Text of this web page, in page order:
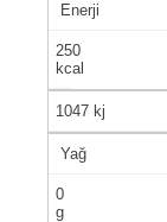
Enerji
250
kcal
1047 kj
Yağ
0
g